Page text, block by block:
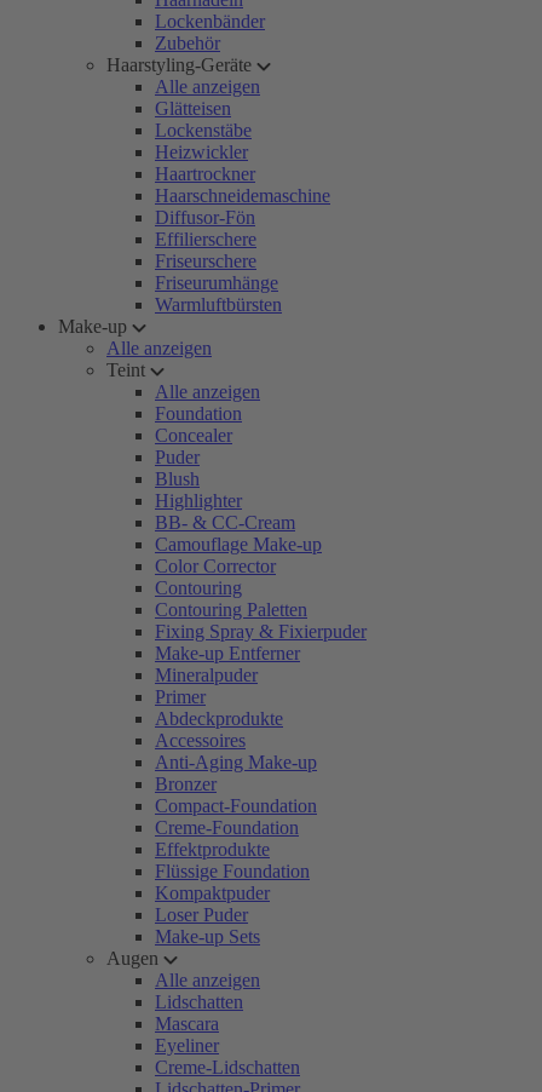
Lockenbänder
Zubehör
Haarstyling-Geräte
Alle anzeigen
Glätteisen
Lockenstäbe
Heizwickler
Haartrockner
Haarschneidemaschine
Diffusor-Fön
Effilierschere
Friseurschere
Friseurumhänge
Warmluftbürsten
Make-up
Alle anzeigen
Teint
Alle anzeigen
Foundation
Concealer
Puder
Blush
Highlighter
BB- & CC-Cream
Camouflage Make-up
Color Corrector
Contouring
Contouring Paletten
Fixing Spray & Fixierpuder
Make-up Entferner
Mineralpuder
Primer
Abdeckprodukte
Accessoires
Anti-Aging Make-up
Bronzer
Compact-Foundation
Creme-Foundation
Effektprodukte
Flüssige Foundation
Kompaktpuder
Loser Puder
Make-up Sets
Augen
Alle anzeigen
Lidschatten
Mascara
Eyeliner
Creme-Lidschatten